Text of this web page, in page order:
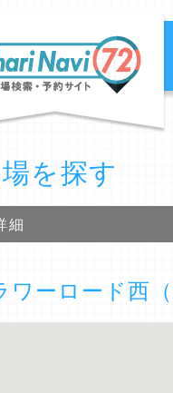
を探す
細
ワーロード西